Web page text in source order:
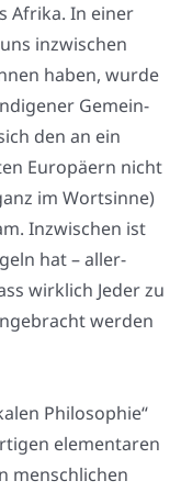
Afri­ka. In einer
inzwi­schen
haben, wur­de
Gemein­
den an ein
Euro­pä­ern nicht
im Wort­sin­ne)
Inzwi­schen ist
hat – aller­
wirk­lich Jeder zu
wer­den
Phi­lo­so­phie“
ele­men­ta­ren
mensch­li­chen